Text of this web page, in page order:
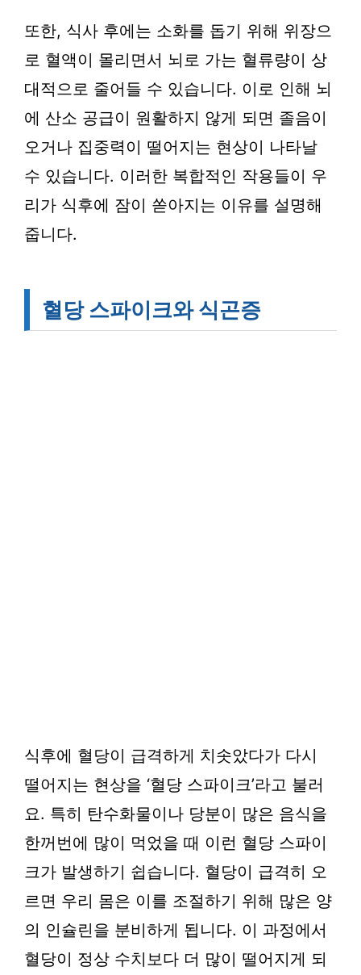
또한, 식사 후에는 소화를 돕기 위해 위장으
로 혈액이 몰리면서 뇌로 가는 혈류량이 상
대적으로 줄어들 수 있습니다. 이로 인해 뇌
에 산소 공급이 원활하지 않게 되면 졸음이
오거나 집중력이 떨어지는 현상이 나타날
수 있습니다. 이러한 복합적인 작용들이 우
리가 식후에 잠이 쏟아지는 이유를 설명해
줍니다.
혈당 스파이크와 식곤증
식후에 혈당이 급격하게 치솟았다가 다시
떨어지는 현상을 ‘혈당 스파이크’라고 불러
요. 특히 탄수화물이나 당분이 많은 음식을
한꺼번에 많이 먹었을 때 이런 혈당 스파이
크가 발생하기 쉽습니다. 혈당이 급격히 오
르면 우리 몸은 이를 조절하기 위해 많은 양
의 인슐린을 분비하게 됩니다. 이 과정에서
혈당이 정상 수치보다 더 많이 떨어지게 되